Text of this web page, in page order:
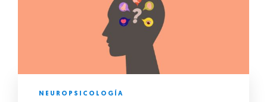
NEUROPSICOLOGÍA